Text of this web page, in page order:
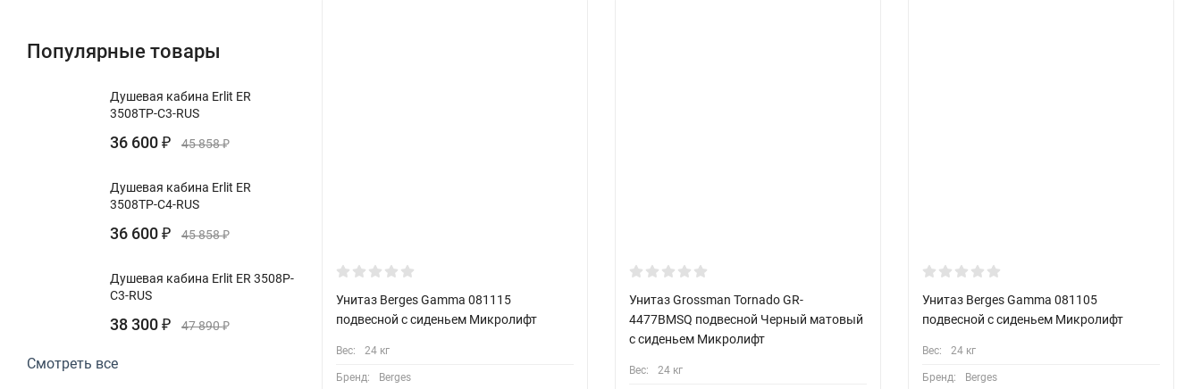
Популярные товары
Душевая кабина Erlit ER
3508TP-C3-RUS
36 600 ₽ 45 858₽
Душевая кабина Erlit ER
3508TP-C4-RUS
36 600 ₽ 45 858₽
Душевая кабина Erlit ER 3508P-
C3-RUS
38 300 ₽ 47 890₽
Смотреть все
Унитаз Berges Gamma 081115
подвесной с сиденьем Микролифт
Вес: 24 кг
Бренд: Berges
Унитаз Grossman Tornado GR-
4477BMSQ подвесной Черный матовый
с сиденьем Микролифт
Вес: 24 кг
Унитаз Berges Gamma 081105
подвесной с сиденьем Микролифт
Вес: 24 кг
Бренд: Berges